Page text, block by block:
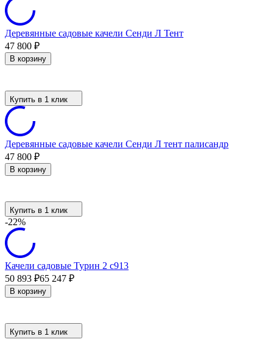
Деревянные садовые качели Сенди Л Тент
47 800 ₽
В корзину
Купить в 1 клик
Деревянные садовые качели Сенди Л тент палисандр
47 800 ₽
В корзину
Купить в 1 клик
-22%
Качели садовые Турин 2 с913
50 893 ₽65 247 ₽
В корзину
Купить в 1 клик